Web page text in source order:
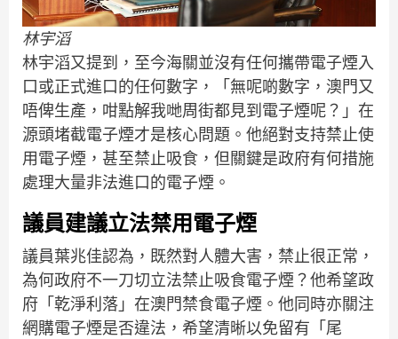
林宇滔
林宇滔又提到，至今海關並沒有任何攜帶電子煙入
口或正式進口的任何數字，「無呢啲數字，澳門又
唔俾生產，咁點解我哋周街都見到電子煙呢？」在
源頭堵截電子煙才是核心問題。他絕對支持禁止使
用電子煙，甚至禁止吸食，但關鍵是政府有何措施
處理大量非法進口的電子煙。
議員建議立法禁用電子煙
議員葉兆佳認為，既然對人體大害，禁止很正常，
為何政府不一刀切立法禁止吸食電子煙？他希望政
府「乾淨利落」在澳門禁食電子煙。他同時亦關注
網購電子煙是否違法，希望清晰以免留有「尾